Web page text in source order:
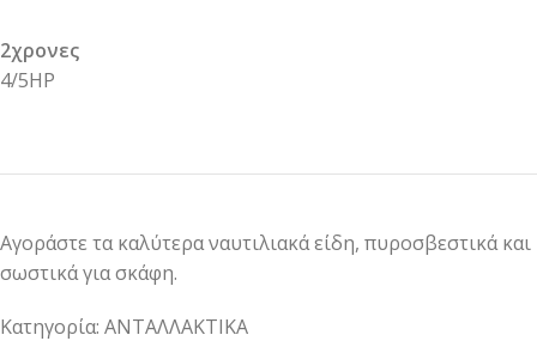
2χρονες
4/5HP
Αγοράστε τα καλύτερα ναυτιλιακά είδη, πυροσβεστικά και
σωστικά για σκάφη.
Κατηγορία: ΑΝΤΑΛΛΑΚΤΙΚΑ